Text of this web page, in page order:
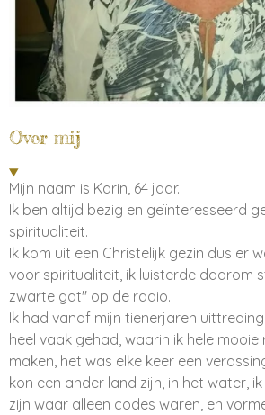
Over mij
Mijn naam is Karin, 64 jaar.
Ik ben altijd bezig en geïnteresseerd
spiritualiteit.
Ik kom uit een Christelijk gezin dus er
voor spiritualiteit, ik luisterde daarom
zwarte gat" op de radio.
Ik had vanaf mijn tienerjaren
heel vaak gehad, waarin ik hele mooie
maken, het was elke keer een
kon een ander land zijn, in het water,
zijn waar alleen codes waren, en